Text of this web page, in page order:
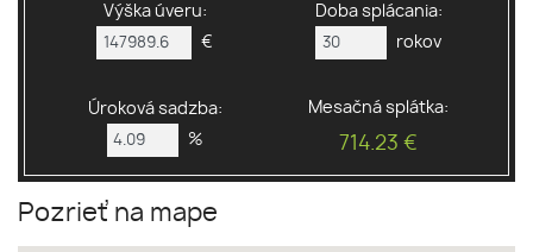
Výška úveru:
€
Doba splácania:
rokov
Úroková sadzba:
%
Mesačná splátka:
714.23 €
Pozrieť na mape